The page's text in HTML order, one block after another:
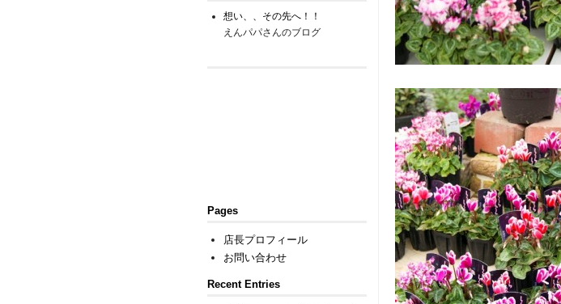
想い、、その先へ！！
えんパパさんのブログ
Pages
店長プロフィール
お問い合わせ
Recent Entries